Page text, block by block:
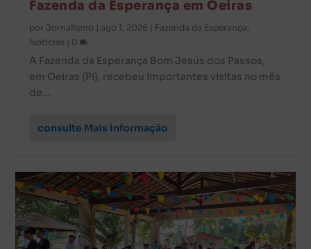
Fazenda da Esperança em Oeiras
por Jornalismo | ago 1, 2026 | Fazenda da Esperança,
Notícias | 0
A Fazenda da Esperança Bom Jesus dos Passos,
em Oeiras (PI), recebeu importantes visitas no mês
de...
consulte Mais informação